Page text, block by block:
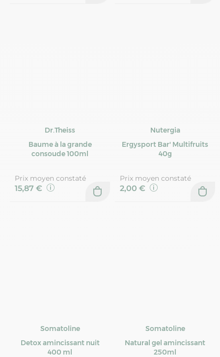
Dr.Theiss
Baume à la grande
consoude 100ml
Prix moyen constaté
15,87 €
Nutergia
Ergysport Bar' Multifruits
40g
Prix moyen constaté
2,00 €
Somatoline
Detox amincissant nuit
400 ml
Somatoline
Natural gel amincissant
250ml